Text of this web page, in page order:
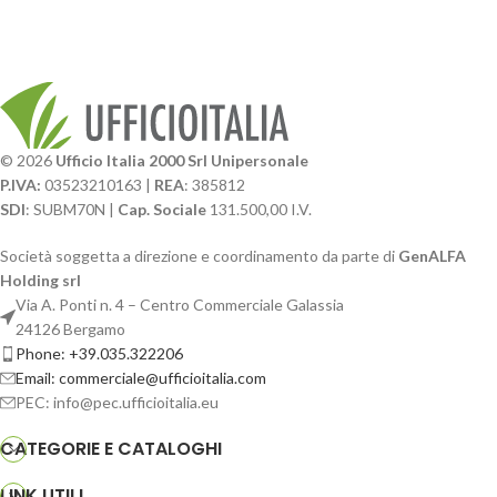
© 2026 Ufficio Italia 2000 Srl Unipersonale
P.IVA: 03523210163 | REA: 385812
SDI: SUBM70N | Cap. Sociale 131.500,00 I.V.
Società soggetta a direzione e coordinamento da parte di GenALFA
Holding srl
Via A. Ponti n. 4 – Centro Commerciale Galassia
24126 Bergamo
Phone: +39.035.322206
Email: commerciale@ufficioitalia.com
PEC: info@pec.ufficioitalia.eu
CATEGORIE E CATALOGHI